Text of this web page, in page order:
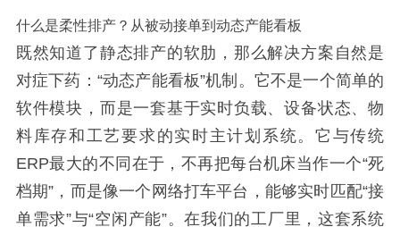
什么是柔性排产？从被动接单到动态产能看板
既然知道了静态排产的软肋，那么解决方案自然是
对症下药：“动态产能看板”机制。它不是一个简单的
软件模块，而是一套基于实时负载、设备状态、物
料库存和工艺要求的实时主计划系统。它与传统
ERP最大的不同在于，不再把每台机床当作一个“死
档期”，而是像一个网络打车平台，能够实时匹配“接
单需求”与“空闲产能”。在我们的工厂里，这套系统